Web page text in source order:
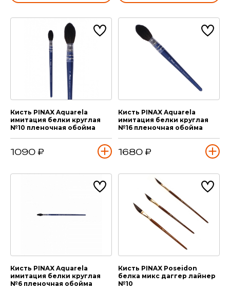
Кисть PINAX Aquarela
имитация белки круглая
№10 пленочная обойма
1090 ₽
Кисть PINAX Aquarela
имитация белки круглая
№16 пленочная обойма
1680 ₽
Кисть PINAX Aquarela
имитация белки круглая
№6 пленочная обойма
Кисть PINAX Poseidon
белка микс даггер лайнер
№10